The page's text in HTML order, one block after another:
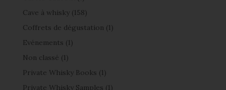
Cave à whisky (158)
Coffrets de dégustation (1)
Evénements (1)
Non classé (1)
Private Whisky Books (1)
Private Whisky Samples (1)